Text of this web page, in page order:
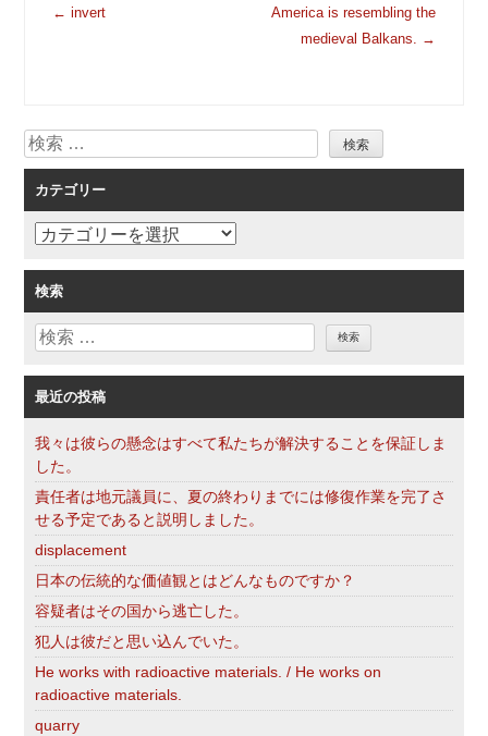
投
ー
シ
ョ
ン
← invert
America is resembling the
medieval Balkans. →
検
索
カテゴリー
カ
ゴ
リ
ー
検索
検
最近の投稿
我々は彼らの懸念はすべて私たちが解決することを保証しま
した。
責任者は地元議員に、夏の終わりまでには修復作業を完了さ
せる予定であると説明しました。
displacement
日本の伝統的な価値観とはどんなものですか？
容疑者はその国から逃亡した。
犯人は彼だと思い込んでいた。
He works with radioactive materials. / He works on
radioactive materials.
quarry